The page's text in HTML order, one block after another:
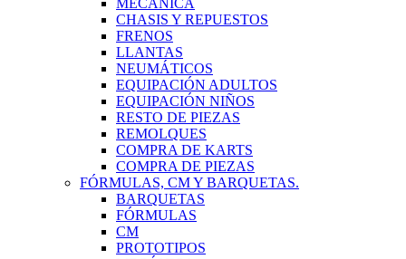
MECANICA
CHASIS Y REPUESTOS
FRENOS
LLANTAS
NEUMÁTICOS
EQUIPACIÓN ADULTOS
EQUIPACIÓN NIÑOS
RESTO DE PIEZAS
REMOLQUES
COMPRA DE KARTS
COMPRA DE PIEZAS
FÓRMULAS, CM Y BARQUETAS.
BARQUETAS
FÓRMULAS
CM
PROTOTIPOS